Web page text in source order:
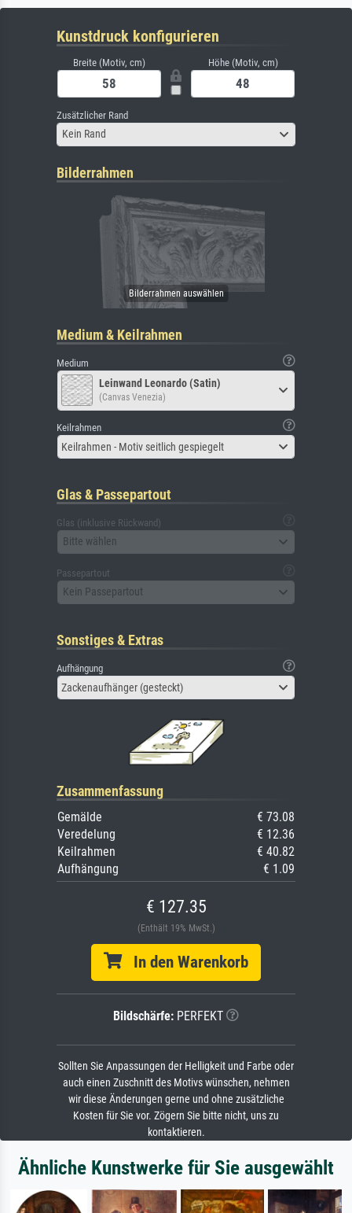
Kunstdruck konfigurieren
Breite (Motiv, cm) Höhe (Motiv, cm)
Zusätzlicher Rand
Kein Rand
Bilderrahmen
Medium & Keilrahmen
Medium
Leinwand Leonardo (Satin)
(Canvas Venezia)
Keilrahmen
Keilrahmen - Motiv seitlich gespiegelt
Glas & Passepartout
Glas (inklusive Rückwand)
Bitte wählen
Passepartout
Kein Passepartout
Sonstiges & Extras
Aufhängung
Zackenaufhänger (gesteckt)
Zusammenfassung
Gemälde
€ 73.08
Veredelung
€ 12.36
Keilrahmen
€ 40.82
Aufhängung
€ 1.09
€ 127.35
(Enthält 19% MwSt.)
In den Warenkorb
Bildschärfe: PERFEKT
Sollten Sie Anpassungen der Helligkeit und Farbe oder
auch einen Zuschnitt des Motivs wünschen, nehmen
wir diese Änderungen gerne und ohne zusätzliche
Kosten für Sie vor. Zögern Sie bitte nicht, uns zu
kontaktieren.
Ähnliche Kunstwerke für Sie ausgewählt